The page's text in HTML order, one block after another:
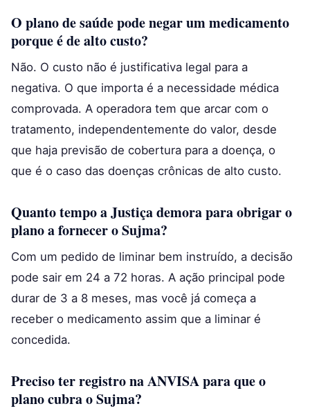
O plano de saúde pode negar um medicamento
porque é de alto custo?
Não. O custo não é justificativa legal para a
negativa. O que importa é a necessidade médica
comprovada. A operadora tem que arcar com o
tratamento, independentemente do valor, desde
que haja previsão de cobertura para a doença, o
que é o caso das doenças crônicas de alto custo.
Quanto tempo a Justiça demora para obrigar o
plano a fornecer o Sujma?
Com um pedido de liminar bem instruído, a decisão
pode sair em 24 a 72 horas. A ação principal pode
durar de 3 a 8 meses, mas você já começa a
receber o medicamento assim que a liminar é
concedida.
Preciso ter registro na ANVISA para que o
plano cubra o Sujma?